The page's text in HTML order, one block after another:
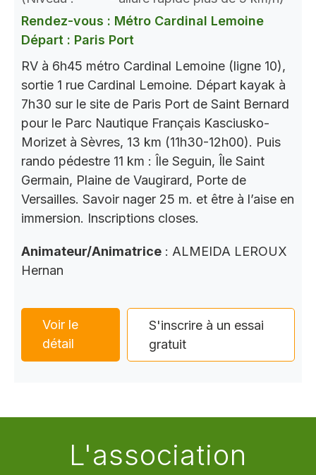
Rendez-vous : Métro Cardinal Lemoine
Départ : Paris Port
RV à 6h45 métro Cardinal Lemoine (ligne 10),
sortie 1 rue Cardinal Lemoine. Départ kayak à
7h30 sur le site de Paris Port de Saint Bernard
pour le Parc Nautique Français Kasciusko-
Morizet à Sèvres, 13 km (11h30-12h00). Puis
rando pédestre 11 km : Île Seguin, Île Saint
Germain, Plaine de Vaugirard, Porte de
Versailles. Savoir nager 25 m. et être à l’aise en
immersion. Inscriptions closes.
Animateur/Animatrice : ALMEIDA LEROUX
Hernan
Voir le
détail
S'inscrire à un essai
gratuit
L'association